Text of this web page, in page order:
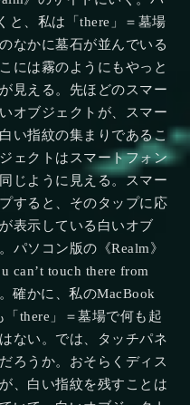
と、私は「there」＝墓場
なかに墓石が並んでいる
には霧のようにもやっと
見える。先ほどのスマー
オブジェクトが、スマー
い指紋の集まりであるこ
ェクトはスマートフォン
じように見える。スマー
すると、そのタップに応
表示している白いオブ
パソコン版の《Realm》
can’t touch there from
確かに、私のMacBook
there」＝墓場で何も起
ない。では、タッチパネ
ろうか。おそらくディス
、白い指紋を残すことは